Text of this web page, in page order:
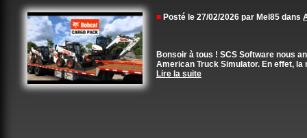
■ Posté le 27/02/2026 par Mel85 dans
Bonsoir à tous ! SCS Software nous
American Truck Simulator. En effet,
Lire la suite